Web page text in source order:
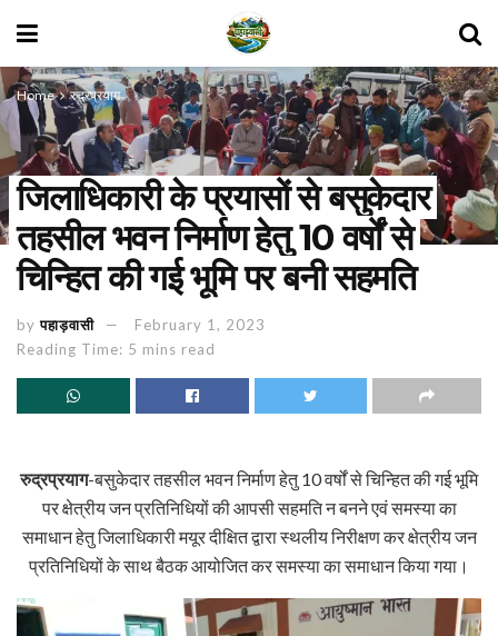
Home रुद्रप्रयाग
जिलाधिकारी के प्रयासों से बसुकेदार
तहसील भवन निर्माण हेतु 10 वर्षों से
चिन्हित की गई भूमि पर बनी सहमति
by पहाड़वासी
February 1, 2023
Reading Time: 5 mins read
रुद्रप्रयाग-बसुकेदार तहसील भवन निर्माण हेतु 10 वर्षों से चिन्हित की गई भूमि
पर क्षेत्रीय जन प्रतिनिधियों की आपसी सहमति न बनने एवं समस्या का
समाधान हेतु जिलाधिकारी मयूर दीक्षित द्वारा स्थलीय निरीक्षण कर क्षेत्रीय जन
प्रतिनिधियों के साथ बैठक आयोजित कर समस्या का समाधान किया गया।